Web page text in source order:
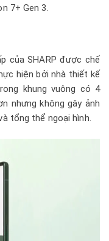
7+ Gen 3.
của SHARP được chế
hiện bởi nhà thiết kế
khung vuông có 4
nhưng không gây ảnh
tổng thể ngoại hình.